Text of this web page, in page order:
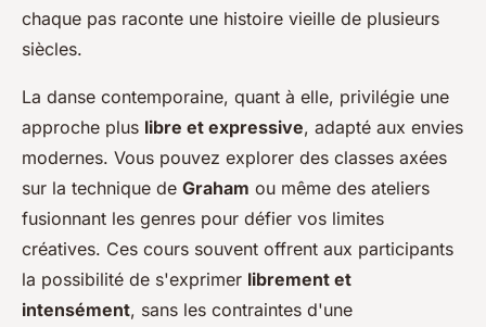
chaque pas raconte une histoire vieille de plusieurs
siècles.
La danse contemporaine, quant à elle, privilégie une
approche plus libre et expressive, adapté aux envies
modernes. Vous pouvez explorer des classes axées
sur la technique de Graham ou même des ateliers
fusionnant les genres pour défier vos limites
créatives. Ces cours souvent offrent aux participants
la possibilité de s'exprimer librement et
intensément, sans les contraintes d'une